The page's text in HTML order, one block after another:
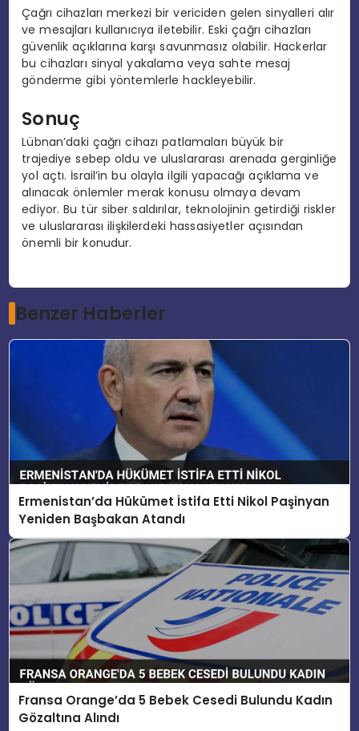
Çağrı cihazları merkezi bir vericiden gelen sinyalleri alır
ve mesajları kullanıcıya iletebilir. Eski çağrı cihazları
güvenlik açıklarına karşı savunmasız olabilir. Hackerlar
bu cihazları sinyal yakalama veya sahte mesaj
gönderme gibi yöntemlerle hackleyebilir.
Sonuç
Lübnan’daki çağrı cihazı patlamaları büyük bir
trajediye sebep oldu ve uluslararası arenada gerginliğe
yol açtı. İsrail’in bu olayla ilgili yapacağı açıklama ve
alınacak önlemler merak konusu olmaya devam
ediyor. Bu tür siber saldırılar, teknolojinin getirdiği riskler
ve uluslararası ilişkilerdeki hassasiyetler açısından
önemli bir konudur.
Benzer Haberler
Ermenistan’da Hükümet İstifa Etti Nikol Paşinyan
Yeniden Başbakan Atandı
Fransa Orange’da 5 Bebek Cesedi Bulundu Kadın
Gözaltına Alındı